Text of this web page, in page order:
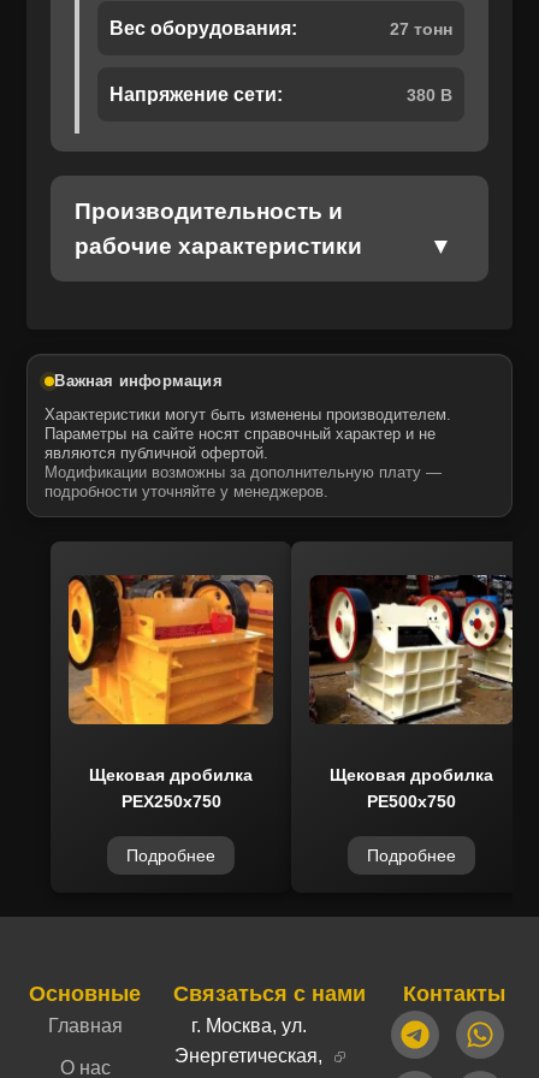
Даю своё согласие на обработку персональных данных.
Вес оборудования: 27 тонн
Напряжение сети: 380 В
Производительность и
рабочие характеристики
Важная информация
Характеристики могут быть изменены производителем.
Параметры на сайте носят справочный характер и не
являются публичной офертой.
Модификации возможны за дополнительную плату —
подробности уточняйте у менеджеров.
Щековая дробилка
PEX250x750
Подробнее
Щековая дробилка
PE500x750
Подробнее
Основные
Главная
О нас
Связаться с нами
г. Москва, ул.
Энергетическая,
Контакты